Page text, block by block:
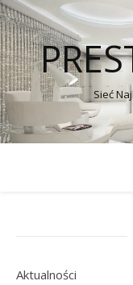
Sieć
Aktualności